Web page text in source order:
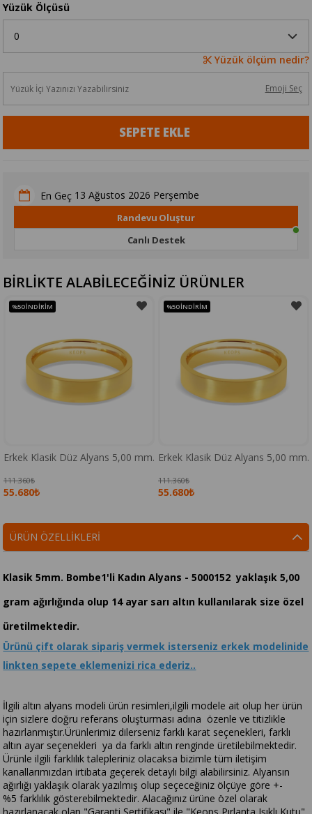
Yüzük Ölçüsü
Yüzük ölçüm nedir?
Emoji Seç
En Geç 13 Ağustos 2026 Perşembe
Randevu Oluştur
Canlı Destek
ÜRÜN ÖZELLIKLERI
Klasik 5mm. Bombe1'li Kadın Alyans - 5000152 yaklaşık 5,00
gram ağırlığında olup 14 ayar sarı altın kullanılarak size özel
üretilmektedir.
Ürünü çift olarak sipariş vermek isterseniz erkek modelinide
linkten sepete eklemenizi rica ederiz..
İlgili altın alyans modeli ürün resimleri,ilgili modele ait olup her ürün
için sizlere doğru referans oluşturması adına özenle ve titizlikle
hazırlanmıştır.Ürünlerimiz dilerseniz farklı karat seçenekleri, farklı
altın ayar seçenekleri ya da farklı altın renginde üretilebilmektedir.
Ürünle ilgili farklılık talepleriniz olacaksa bizimle tüm iletişim
kanallarımızdan irtibata geçerek detaylı bilgi alabilirsiniz. Alyansın
ağırlığı yaklaşık olarak yazılmış olup seçeceğiniz ölçüye göre +-
%5 farklılık gösterebilmektedir. Alacağınız ürüne özel olarak
BİRLİKTE ALABİLECEĞİNİZ ÜRÜNLER
Erkek Klasik Düz Alyans 5,00 mm.
55.680₺
111.360₺
%50 İNDIRIM
Erkek Klasik Düz Alyans 5,00 mm.
55.680₺
111.360₺
%50 İNDIRIM